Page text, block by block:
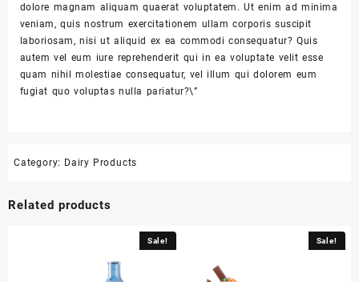
dolore magnam aliquam quaerat voluptatem. Ut enim ad minima
veniam, quis nostrum exercitationem ullam corporis suscipit
laboriosam, nisi ut aliquid ex ea commodi consequatur? Quis
autem vel eum iure reprehenderit qui in ea voluptate velit esse
quam nihil molestiae consequatur, vel illum qui dolorem eum
fugiat quo voluptas nulla pariatur?\”
Category: Dairy Products
Related products
Sale! Sale!